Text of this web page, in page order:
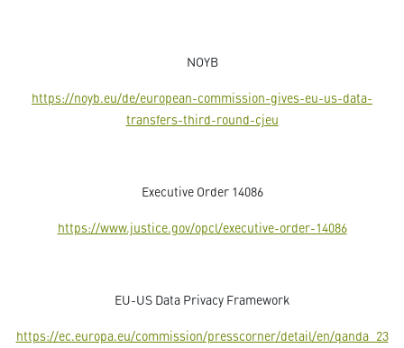
NOYB
https://noyb.eu/de/european-commission-gives-eu-us-data-
transfers-third-round-cjeu
Executive Order 14086
https://www.justice.gov/opcl/executive-order-14086
EU-US Data Privacy Framework
https://ec.europa.eu/commission/presscorner/detail/en/qanda_23